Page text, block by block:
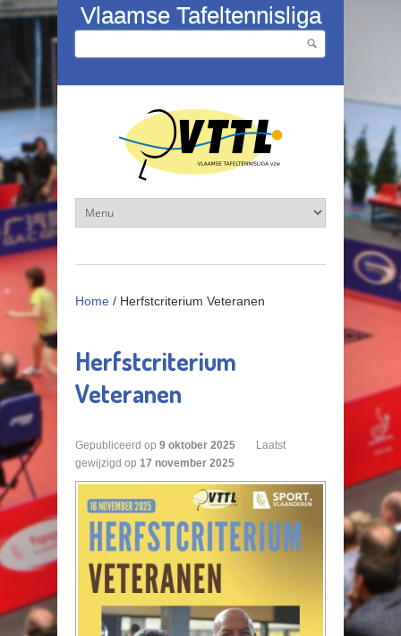
Overslaan en naar de inhoud gaan
Vlaamse Tafeltennisliga
Zoekveld
Home / Herfstcriterium Veteranen
Herfstcriterium
Veteranen
Gepubliceerd op 9 oktober 2025
Laatst
gewijzigd op 17 november 2025